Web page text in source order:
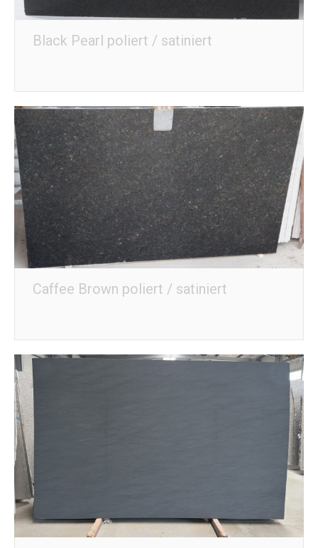
Black Pearl poliert / satiniert
Caffee Brown poliert / satiniert